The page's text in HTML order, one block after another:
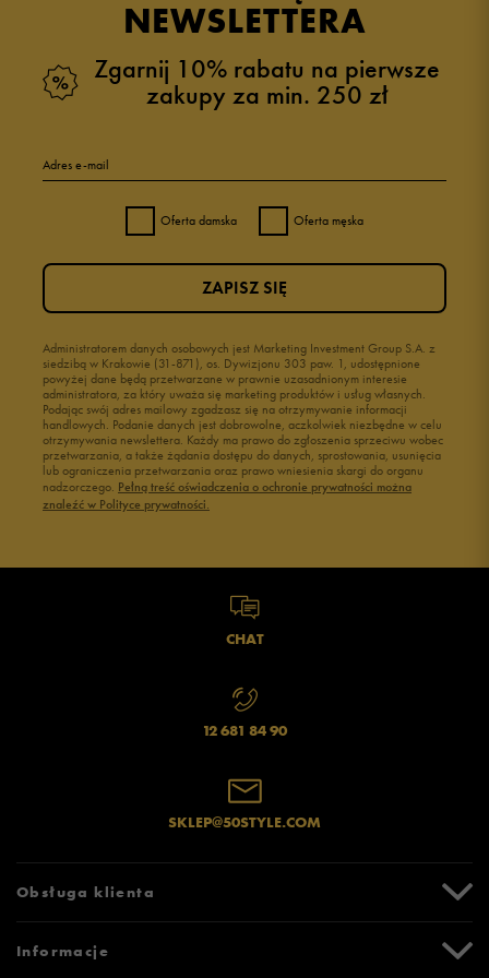
NEWSLETTERA
Zgarnij 10% rabatu na pierwsze
zakupy za min. 250 zł
Adres e-mail
Oferta damska Oferta męska
Administratorem danych osobowych jest Marketing Investment Group S.A. z
siedzibą w Krakowie (31-871), os. Dywizjonu 303 paw. 1, udostępnione
powyżej dane będą przetwarzane w prawnie uzasadnionym interesie
administratora, za który uważa się marketing produktów i usług własnych.
Podając swój adres mailowy zgadzasz się na otrzymywanie informacji
handlowych. Podanie danych jest dobrowolne, aczkolwiek niezbędne w celu
otrzymywania newslettera. Każdy ma prawo do zgłoszenia sprzeciwu wobec
przetwarzania, a także żądania dostępu do danych, sprostowania, usunięcia
lub ograniczenia przetwarzania oraz prawo wniesienia skargi do organu
nadzorczego. Pełną treść oświadczenia o ochronie prywatności można
znaleźć w Polityce prywatności.
ZAPISZ SIĘ
CHAT
12 681 84 90
SKLEP@50STYLE.COM
Obsługa klienta
Zwroty i reklamacje
Informacje